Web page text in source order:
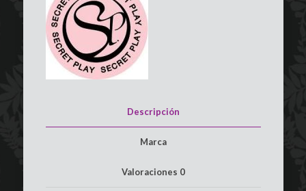
PLAY
cantidad
Descripción
Marca
Valoraciones 0